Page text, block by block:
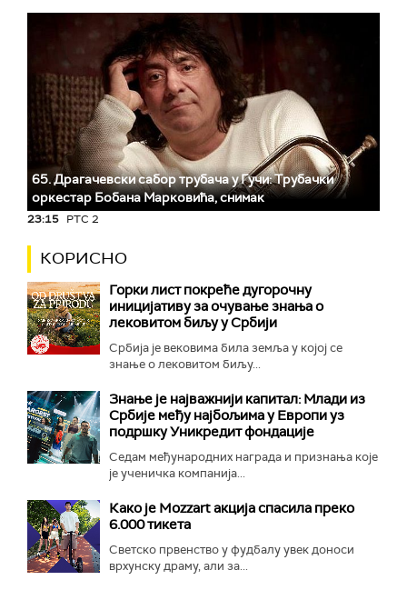
65. Драгачевски сабор трубача у Гучи: Трубачки
оркестар Бобана Марковића, снимак
23:15 РТС 2
КОРИСНО
Горки лист покреће дугорочну
иницијативу за очување знања о
лековитом биљу у Србији
Србија је вековима била земља у којој се
знање о лековитом биљу...
Знање је најважнији капитал: Млади из
Србије међу најбољима у Европи уз
подршку Уникредит фондације
Седам међународних награда и признања које
је ученичка компанија...
Како је Mozzart акција спасила преко
6.000 тикета
Светско првенство у фудбалу увек доноси
врхунску драму, али за...